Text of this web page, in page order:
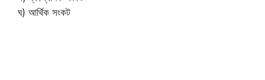
ঘ) আর্থিক সংকট